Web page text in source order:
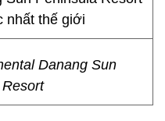
Danang Sun